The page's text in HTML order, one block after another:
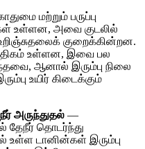
மற்றும் பருப்பு
உள்ளன, அவை குடலில்
குறைக்கின்றன.
உள்ளன, இவை பல
ஆனால் இரும்பு நிலை
உயிர் கிடைக்கும்
அருந்துதல் —
தேநீர் தொடர்ந்து
உள்ள டானின்கள் இரும்பு